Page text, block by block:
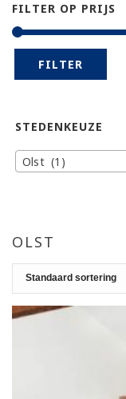
OLST
FILTER OP PRIJS
FILTER
STEDENKEUZE
Olst (1)